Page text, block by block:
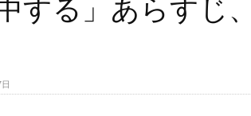
する」あらすじ